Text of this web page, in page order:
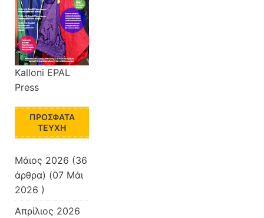
Kalloni EPAL
Press
ΠΡΌΣΦΑΤΑ
ΤΕΎΧΗ
Μάιος 2026 (36
άρθρα) (07 Μάι
2026 )
Απρίλιος 2026